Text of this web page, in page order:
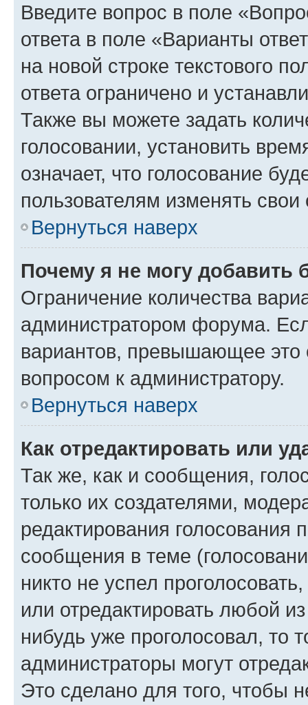
Введите вопрос в поле
ответа в поле «Варианты
на новой строке текстового
ответа ограничено и
Также вы можете задать
голосовании, установить
означает, что голосование
пользователям изменять свои
Вернуться наверх
Почему я не могу добавить
Ограничение количества
администратором форума.
вариантов, превышающее это
вопросом к администратору.
Вернуться наверх
Как отредактировать или
Так же, как и сообщения,
только их создателями,
редактирования голосования
сообщения в теме
никто не успел
или отредактировать любой
нибудь уже проголосовал, то
администраторы могут
Это сделано для того, чтобы